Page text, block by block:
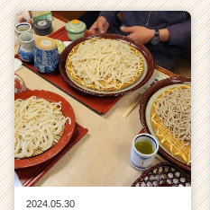
2024.05.30